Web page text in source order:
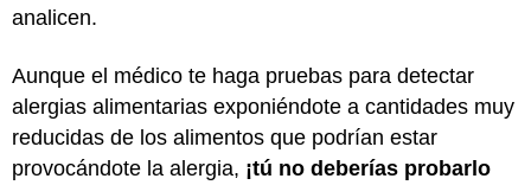
analicen.
Aunque el médico te haga pruebas para detectar
alergias alimentarias exponiéndote a cantidades muy
reducidas de los alimentos que podrían estar
provocándote la alergia, ¡tú no deberías probarlo